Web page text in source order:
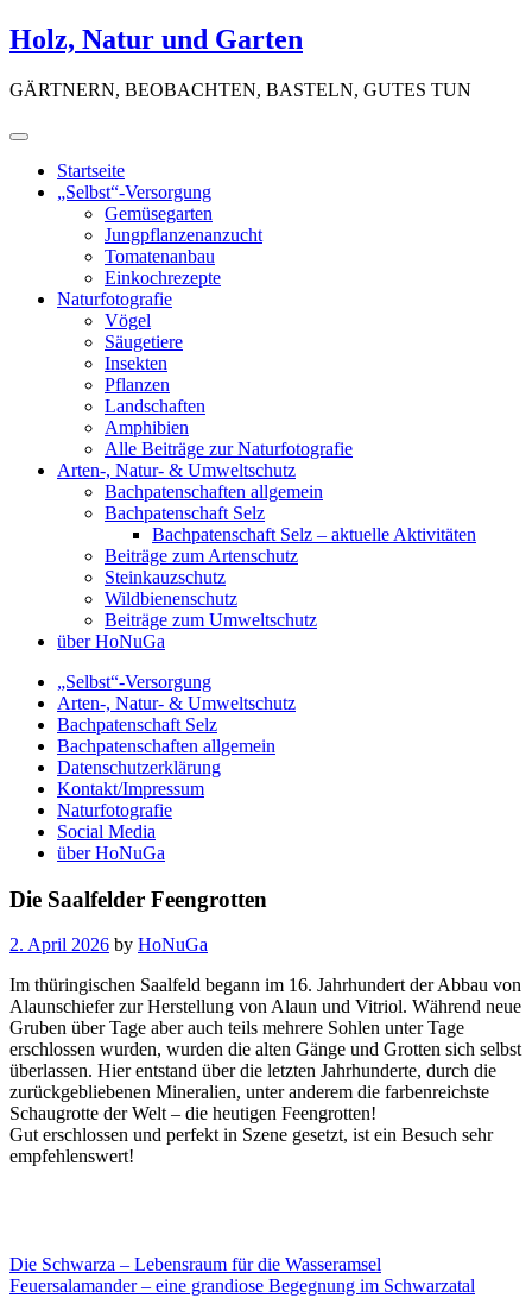
Skip
to
content
Holz, Natur und Garten
GÄRTNERN, BEOBACHTEN, BASTELN, GUTES TUN
Startseite
„Selbst“-Versorgung
Gemüsegarten
Jungpflanzenanzucht
Tomatenanbau
Einkochrezepte
Naturfotografie
Vögel
Säugetiere
Insekten
Pflanzen
Landschaften
Amphibien
Alle Beiträge zur Naturfotografie
Arten-, Natur- & Umweltschutz
Bachpatenschaften allgemein
Bachpatenschaft Selz
Bachpatenschaft Selz – aktuelle Aktivitäten
Beiträge zum Artenschutz
Steinkauzschutz
Wildbienenschutz
Beiträge zum Umweltschutz
über HoNuGa
„Selbst“-Versorgung
Arten-, Natur- & Umweltschutz
Bachpatenschaft Selz
Bachpatenschaften allgemein
Datenschutzerklärung
Kontakt/Impressum
Naturfotografie
Social Media
über HoNuGa
Naturfotografie
Die Saalfelder Feengrotten
2. April 2026 by HoNuGa
Im thüringischen Saalfeld begann im 16. Jahrhundert der Abbau von
Alaunschiefer zur Herstellung von Alaun und Vitriol. Während neue
Gruben über Tage aber auch teils mehrere Sohlen unter Tage
erschlossen wurden, wurden die alten Gänge und Grotten sich selbst
überlassen. Hier entstand über die letzten Jahrhunderte, durch die
zurückgebliebenen Mineralien, unter anderem die farbenreichste
Schaugrotte der Welt – die heutigen Feengrotten!
Gut erschlossen und perfekt in Szene gesetzt, ist ein Besuch sehr
empfehlenswert!
Beitragsnavigation
Die Schwarza – Lebensraum für die Wasseramsel
Feuersalamander – eine grandiose Begegnung im Schwarzatal